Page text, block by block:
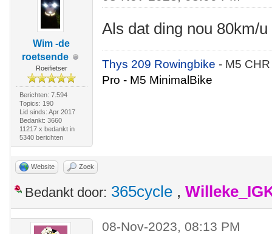
Wim -de
roetsende
Roeifietser
Berichten: 7.594
Topics: 190
Lid sinds: Apr 2017
Bedankt: 3660
11217 x bedankt in
5340 berichten
Als dat ding nou 80km/
Thys 209 Rowingbike- M5
Pro - M5 MinimalBike
Website Zoek
Bedankt door: 365cycle ,
08-Nov-2023, 08:13 PM